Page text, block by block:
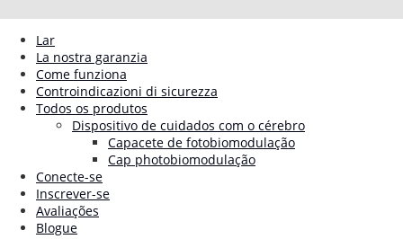
Lar
La nostra garanzia
Come funziona
Controindicazioni di sicurezza
Todos os produtos
Dispositivo de cuidados com o cérebro
Capacete de fotobiomodulação
Cap photobiomodulação
Conecte-se
Inscrever-se
Avaliações
Blogue